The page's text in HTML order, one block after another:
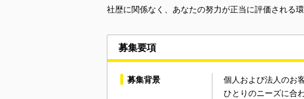
社歴に関係なく、あなたの努力が正当に評価される環
募集要項
募集背景
個人および法人のお
ひとりのニーズに合